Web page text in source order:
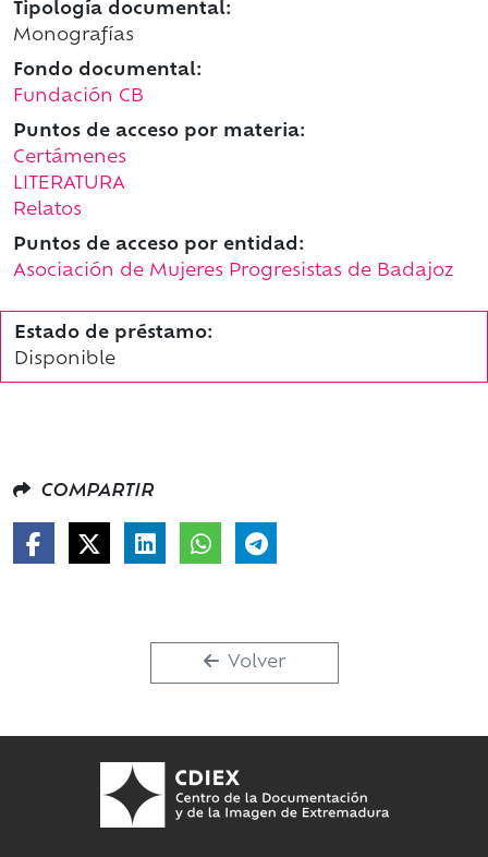
Tipología documental:
Monografías
Fondo documental:
Fundación CB
Puntos de acceso por materia:
Certámenes
LITERATURA
Relatos
Puntos de acceso por entidad:
Asociación de Mujeres Progresistas de Badajoz
Estado de préstamo:
Disponible
COMPARTIR
Volver